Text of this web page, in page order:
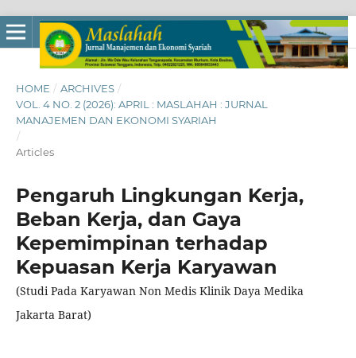
HOME / ARCHIVES /
VOL. 4 NO. 2 (2026): APRIL : MASLAHAH : JURNAL
MANAJEMEN DAN EKONOMI SYARIAH
/
Articles
Pengaruh Lingkungan Kerja,
Beban Kerja, dan Gaya
Kepemimpinan terhadap
Kepuasan Kerja Karyawan
(Studi Pada Karyawan Non Medis Klinik Daya Medika
Jakarta Barat)